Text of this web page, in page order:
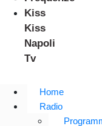
Kiss
Kiss
Napoli
Tv
Home
Radio